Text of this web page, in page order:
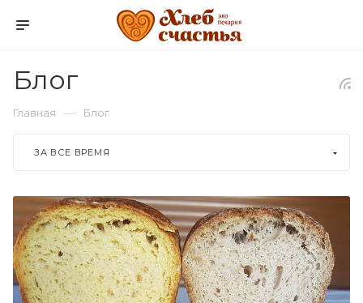
Блог
Главная — Блог
ЗА ВСЕ ВРЕМЯ